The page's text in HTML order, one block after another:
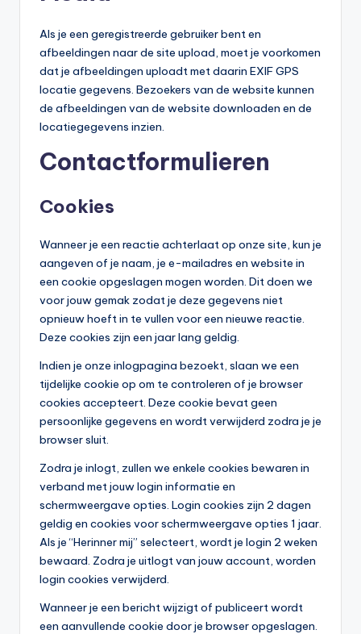
p
o
b
o
Als je een geregistreerde gebruiker bent en
afbeeldingen naar de site upload, moet je voorkomen
dat je afbeeldingen uploadt met daarin EXIF GPS
locatie gegevens. Bezoekers van de website kunnen
de afbeeldingen van de website downloaden en de
locatiegegevens inzien.
Contactformulieren
Cookies
Wanneer je een reactie achterlaat op onze site, kun je
aangeven of je naam, je e-mailadres en website in
een cookie opgeslagen mogen worden. Dit doen we
voor jouw gemak zodat je deze gegevens niet
opnieuw hoeft in te vullen voor een nieuwe reactie.
Deze cookies zijn een jaar lang geldig.
Indien je onze inlogpagina bezoekt, slaan we een
tijdelijke cookie op om te controleren of je browser
cookies accepteert. Deze cookie bevat geen
persoonlijke gegevens en wordt verwijderd zodra je je
browser sluit.
Zodra je inlogt, zullen we enkele cookies bewaren in
verband met jouw login informatie en
schermweergave opties. Login cookies zijn 2 dagen
geldig en cookies voor schermweergave opties 1 jaar.
Als je “Herinner mij” selecteert, wordt je login 2 weken
bewaard. Zodra je uitlogt van jouw account, worden
login cookies verwijderd.
Wanneer je een bericht wijzigt of publiceert wordt
een aanvullende cookie door je browser opgeslagen.